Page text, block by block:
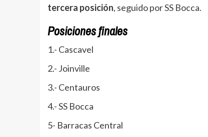
tercera posición, seguido por SS Bocca.
Posiciones finales
1.- Cascavel
2.- Joinville
3.- Centauros
4.- SS Bocca
5- Barracas Central